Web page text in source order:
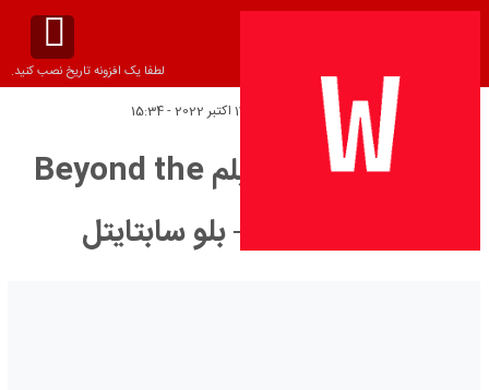
لطفا یک افزونه تاریخ نصب کنید.
تاریخ انتشار:
دانلود زیرنویس فیلم Beyond the